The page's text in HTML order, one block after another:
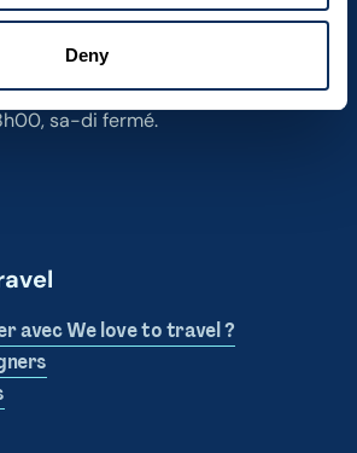
Deny
sa-di fermé.
avec We love to travel ?